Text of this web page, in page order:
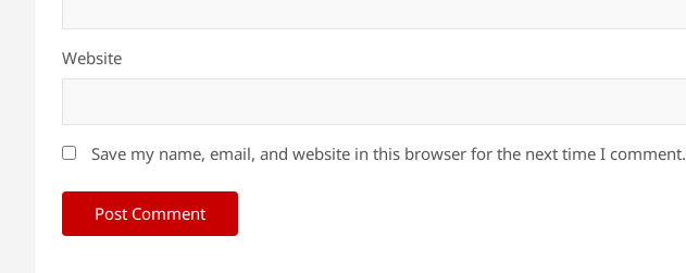
Website
Save my name, email, and website in this browser for the next time I comment.